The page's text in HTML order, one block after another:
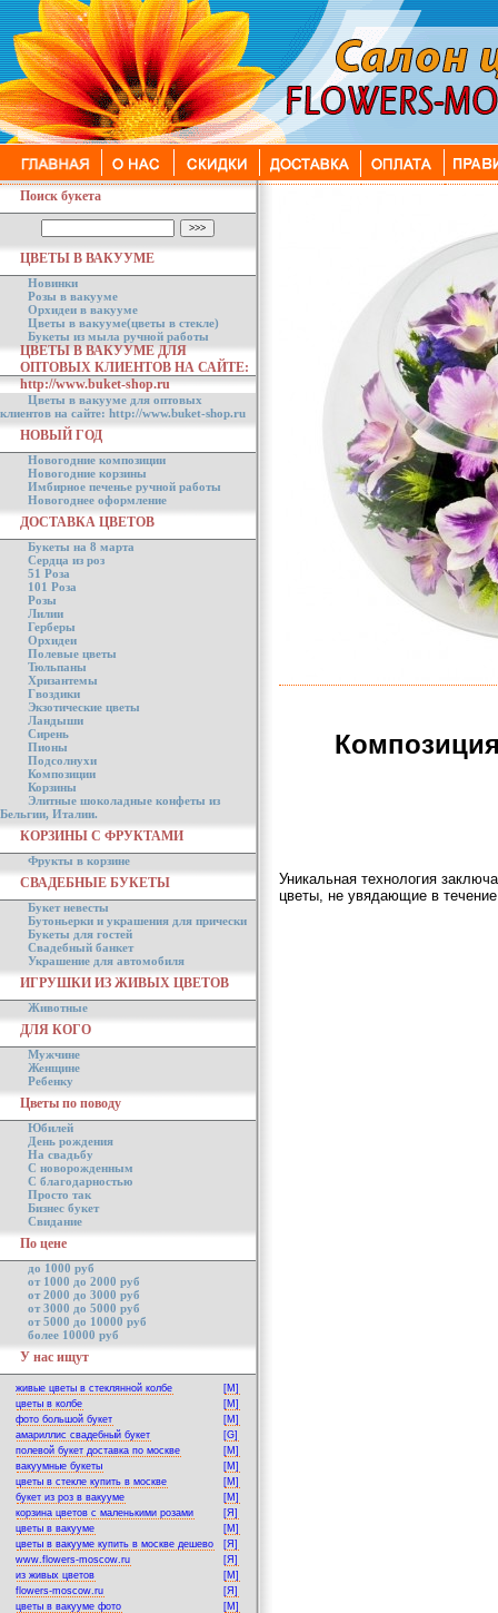
Поиск букета
ЦВЕТЫ В ВАКУУМЕ
Новинки
Розы в вакууме
Орхидеи в вакууме
Цветы в вакууме(цветы в стекле)
Букеты из мыла ручной работы
ЦВЕТЫ В ВАКУУМЕ ДЛЯ
ОПТОВЫХ КЛИЕНТОВ НА САЙТЕ:
http://www.buket-shop.ru
Цветы в вакууме для оптовых
клиентов на сайте: http://www.buket-shop.ru
НОВЫЙ ГОД
Новогодние композиции
Новогодние корзины
Имбирное печенье ручной работы
Новогоднее оформление
ДОСТАВКА ЦВЕТОВ
Букеты на 8 марта
Сердца из роз
51 Роза
101 Роза
Розы
Лилии
Герберы
Орхидеи
Полевые цветы
Тюльпаны
Хризантемы
Гвоздики
Экзотические цветы
Ландыши
Сирень
Пионы
Подсолнухи
Композиции
Корзины
Элитные шоколадные конфеты из
Бельгии, Италии.
КОРЗИНЫ С ФРУКТАМИ
Фрукты в корзине
СВАДЕБНЫЕ БУКЕТЫ
Букет невесты
Бутоньерки и украшения для прически
Букеты для гостей
Свадебный банкет
Украшение для автомобиля
ИГРУШКИ ИЗ ЖИВЫХ ЦВЕТОВ
Животные
ДЛЯ КОГО
Мужчине
Женщине
Ребенку
Цветы по поводу
Юбилей
День рождения
На свадьбу
С новорожденным
С благодарностью
Просто так
Бизнес букет
Свидание
По цене
до 1000 руб
от 1000 до 2000 руб
от 2000 до 3000 руб
от 3000 до 5000 руб
от 5000 до 10000 руб
более 10000 руб
У нас ищут
живые цветы в стеклянной колбе
[M]
цветы в колбе
[M]
фото большой букет
[M]
амариллис свадебный букет
[G]
полевой букет доставка по москве
[M]
вакуумные букеты
[M]
цветы в стекле купить в москве
[M]
букет из роз в вакууме
[M]
корзина цветов с маленькими розами
[Я]
цветы в вакууме
[M]
цветы в вакууме купить в москве дешево
[Я]
www.flowers-moscow.ru
[Я]
из живых цветов
[M]
flowers-moscow.ru
[Я]
цветы в вакууме фото
[M]
Уникальная технология
цветы, не увядающие в